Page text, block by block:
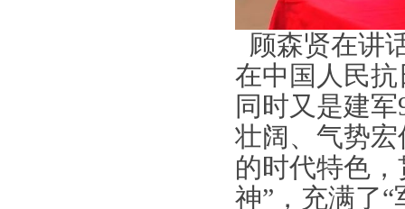
顾森贤在讲
在中国人民
同时又是建军
壮阔、气势
的时代特色
神” ，充满了“